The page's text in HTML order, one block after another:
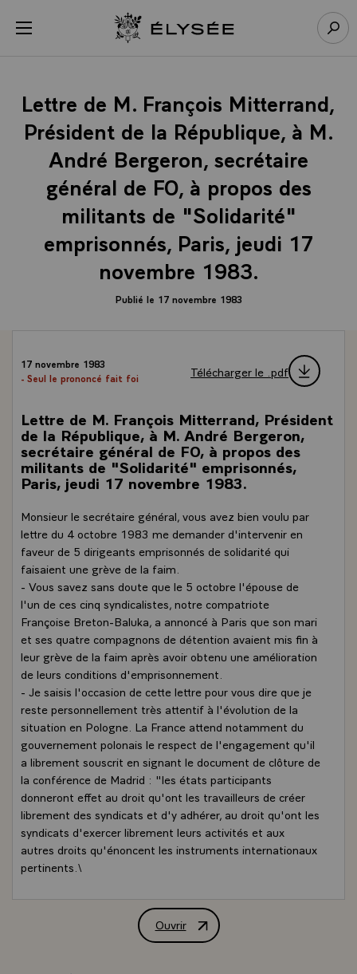
menu Retour à l’accueil Élysée
Lettre de M. François Mitterrand,
Président de la République, à M.
André Bergeron, secrétaire
général de FO, à propos des
militants de "Solidarité"
emprisonnés, Paris, jeudi 17
novembre 1983.
Publié le 17 novembre 1983
17 novembre 1983
- Seul le prononcé fait foi
Télécharger le .pdf
Lettre de M. François Mitterrand, Président
de la République, à M. André Bergeron,
secrétaire général de FO, à propos des
militants de "Solidarité" emprisonnés,
Paris, jeudi 17 novembre 1983.
Monsieur le secrétaire général, vous avez bien voulu par
lettre du 4 octobre 1983 me demander d'intervenir en
faveur de 5 dirigeants emprisonnés de solidarité qui
faisaient une grève de la faim.
- Vous savez sans doute que le 5 octobre l'épouse de
l'un de ces cinq syndicalistes, notre compatriote
Françoise Breton-Baluka, a annoncé à Paris que son mari
et ses quatre compagnons de détention avaient mis fin à
leur grève de la faim après avoir obtenu une amélioration
de leurs conditions d'emprisonnement.
- Je saisis l'occasion de cette lettre pour vous dire que je
reste personnellement très attentif à l'évolution de la
situation en Pologne. La France attend notamment du
gouvernement polonais le respect de l'engagement qu'il
a librement souscrit en signant le document de clôture de
la conférence de Madrid : "les états participants
donneront effet au droit qu'ont les travailleurs de créer
librement des syndicats et d'y adhérer, au droit qu'ont les
syndicats d'exercer librement leurs activités et aux
autres droits qu'énoncent les instruments internationaux
pertinents.\
Ouvrir
Lettre de M. François Mitterrand,
Panneau de gestion des cookies